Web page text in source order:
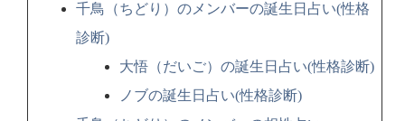
千鳥（ちどり）のメンバーの誕生日占い(性格
診断)
大悟（だいご）の誕生日占い(性格診断)
ノブの誕生日占い(性格診断)